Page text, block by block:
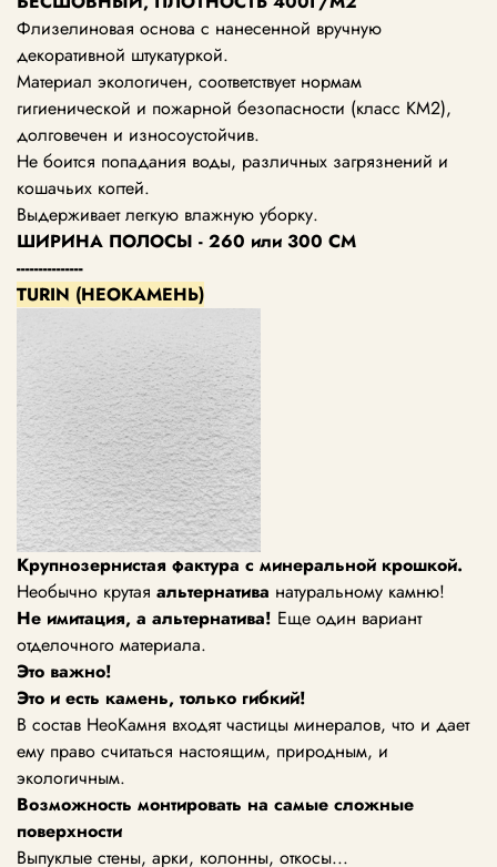
Флизелиновая основа с нанесенной вручную
декоративной штукатуркой.
Материал экологичен, соответствует нормам
гигиенической и пожарной безопасности (класс KM2),
долговечен и износоустойчив.
Не боится попадания воды, различных загрязнений и
кошачьих когтей.
Выдерживает легкую влажную уборку.
ШИРИНА ПОЛОСЫ - 260 или 300 СМ
---------------
TURIN (НЕОКАМЕНЬ)
Крупнозернистая фактура с минеральной крошкой.
Необычно крутая альтернатива натуральному камню!
Не имитация, а альтернатива! Еще один вариант
отделочного материала.
Это важно!
Это и есть камень, только гибкий!
В состав НеоКамня входят частицы минералов, что и дает
ему право считаться настоящим, природным, и
экологичным.
Возможность монтировать на самые сложные
поверхности
Выпуклые стены, арки, колонны, откосы...